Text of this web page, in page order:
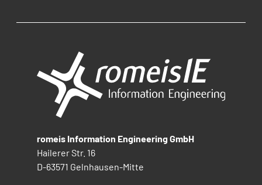
romeis Information Engineering GmbH
Hailerer Str. 16
D-63571 Gelnhausen-Mitte